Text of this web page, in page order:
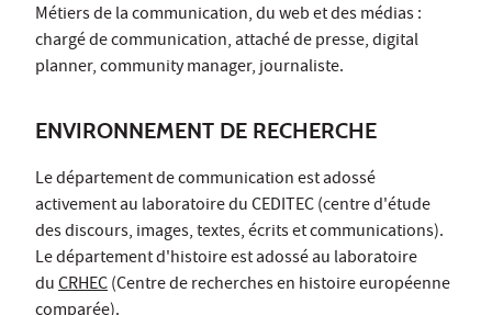
Métiers de la communication, du web et des médias :
chargé de communication, attaché de presse, digital
planner, community manager, journaliste.
ENVIRONNEMENT DE RECHERCHE
Le département de communication est adossé
activement au laboratoire duCEDITEC(centre d'étude
des discours, images, textes, écrits et communications).
Le département d'histoire est adossé au laboratoire
duCRHEC(Centre de recherches en histoire européenne